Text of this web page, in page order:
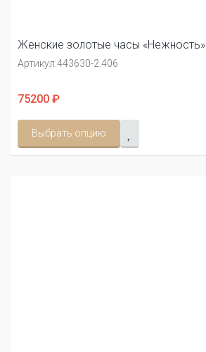
Женские золотые часы «Нежность»
Артикул:443630-2.406
75200 ₽
Выбрать опцию